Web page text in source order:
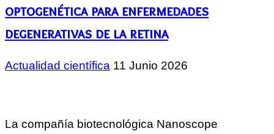
optogenética para enfermedades
degenerativas de la retina
Actualidad científica 11 Junio 2026
La compañía biotecnológica Nanoscope